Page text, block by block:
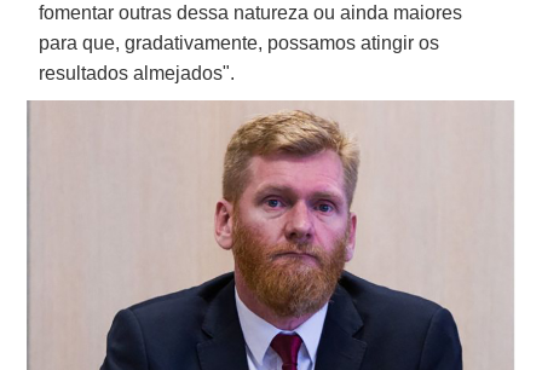
fomentar outras dessa natureza ou ainda maiores
para que, gradativamente, possamos atingir os
resultados almejados".